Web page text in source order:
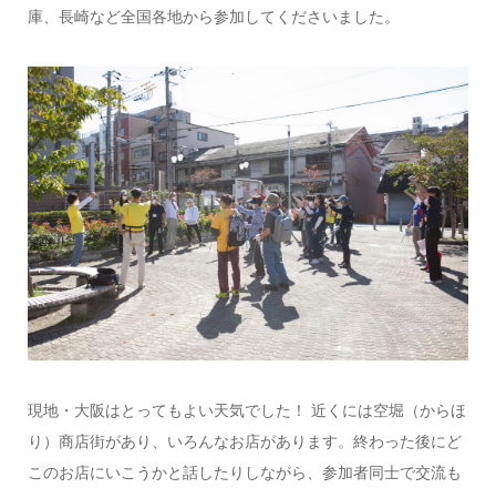
庫、長崎など全国各地から参加してくださいました。
現地・大阪はとってもよい天気でした！ 近くには空堀（からほ
り）商店街があり、いろんなお店があります。終わった後にど
このお店にいこうかと話したりしながら、参加者同士で交流も